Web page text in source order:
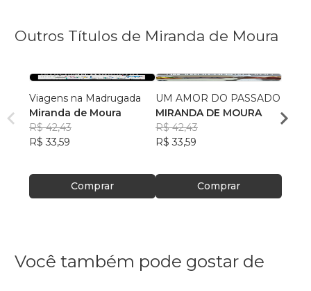
Outros Títulos de Miranda de Moura
Viagens na Madrugada
Miranda de Moura
R$ 42,43
R$ 33,59
Comprar
UM AMOR DO PASSADO
MIRANDA DE MOURA
R$ 42,43
R$ 33,59
Comprar
R$
Você também pode gostar de